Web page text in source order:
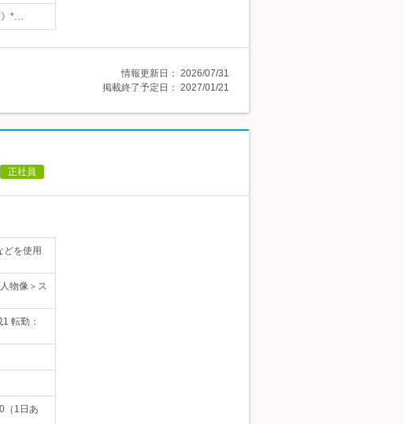
》*…
情報更新日： 2026/07/31
掲載終了予定日： 2027/01/21
正社員
どを使用
物像＞ス
転勤：
（1日あ